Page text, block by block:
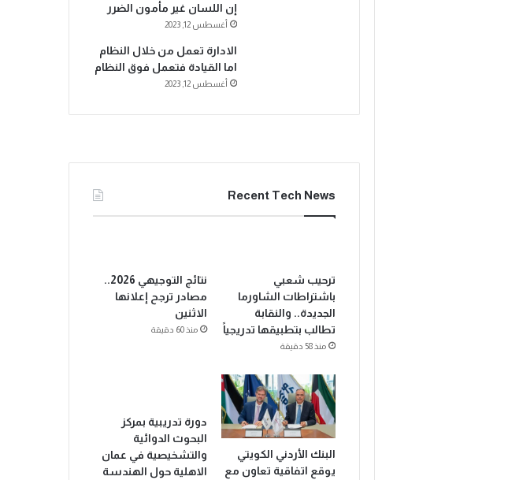
إن اللسان غير مأمون الضرر
أغسطس 12, 2023
الادارة تعمل من خلال النظام
اما القيادة فتعمل فوق النظام
أغسطس 12, 2023
Recent Tech News
ترحيب شعبي
باشتراطات الشاورما
الجديدة.. والنقابة
تطالب بتطبيقها تدريجياً
منذ 58 دقيقة
نتائج التوجيهي 2026..
مصادر ترجح إعلانها
الاثنين
منذ 60 دقيقة
البنك الأردني الكويتي
يوقع اتفاقية تعاون مع
دورة تدريبية بمركز
البحوث الدوائية
والتشخيصية في عمان
الاهلية حول الهندسة